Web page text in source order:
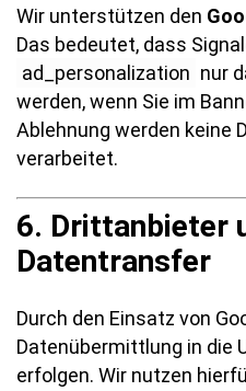
Wir unterstützen den
Das bedeutet, dass
ad_personalization nur
werden, wenn Sie im
Ablehnung werden keine
verarbeitet.
6. Drittanbieter
Datentransfer
Durch den Einsatz von
Datenübermittlung in die
erfolgen. Wir nutzen